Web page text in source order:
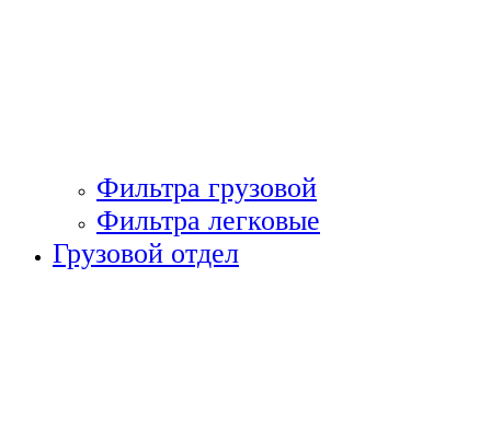
Фильтра грузовой
Фильтра легковые
Грузовой отдел